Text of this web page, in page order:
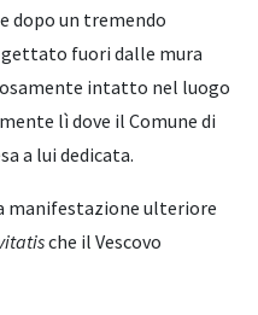
dopo un tremendo
fuori dalle mura
intatto nel luogo
lì dove il Comune di
a lui dedicata.
manifestazione ulteriore
che il Vescovo